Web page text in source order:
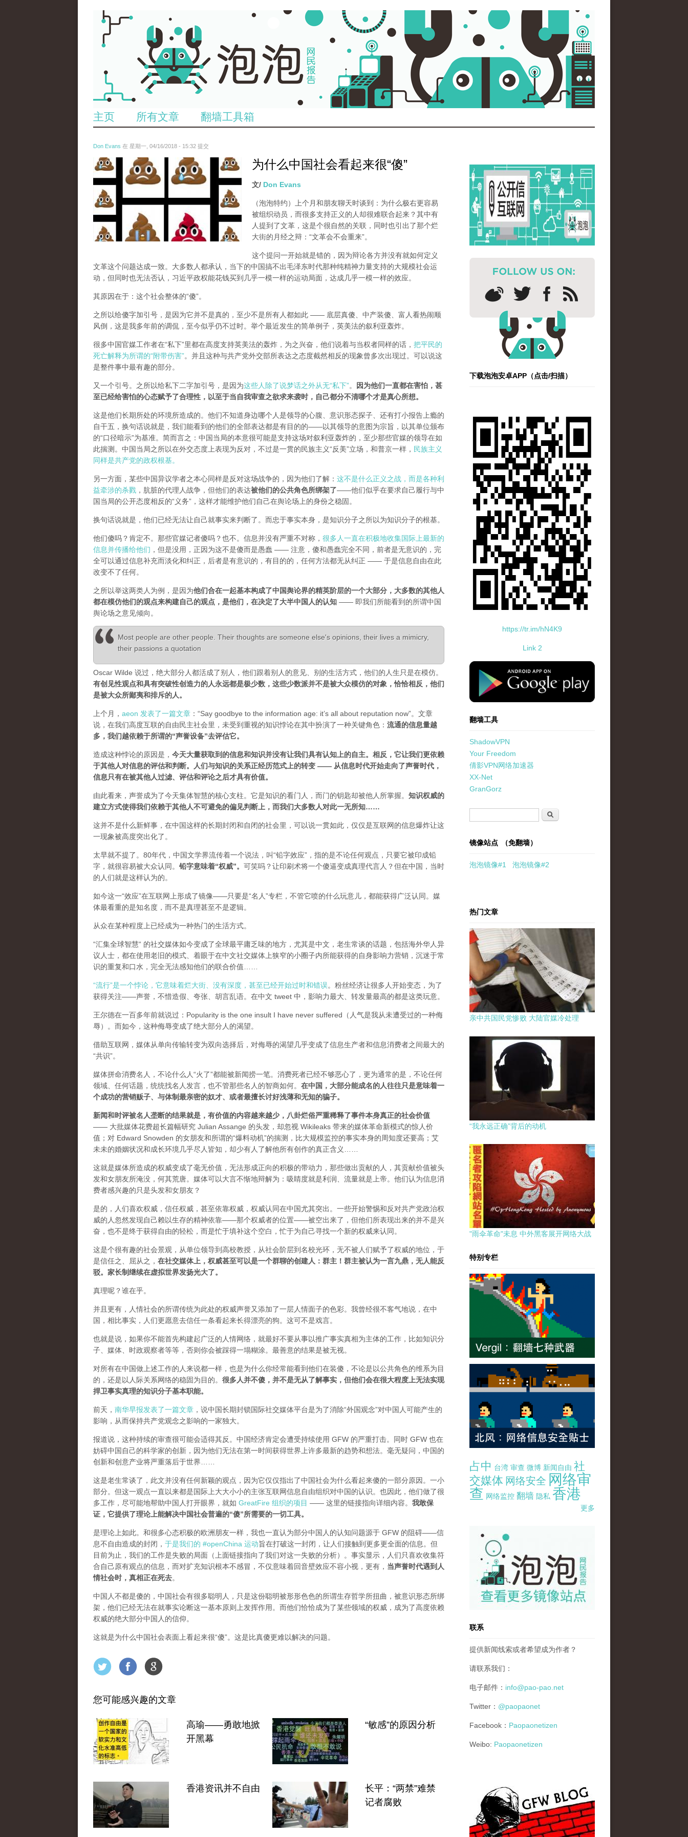
主页 所有文章 翻墙工具箱
Don Evans 在 星期一, 04/16/2018 - 15:32 提交
wechatimg1053.jpeg 为什么中国社会看起来很“傻”
文/ Don Evans
（泡泡特约）
上个月和朋友聊天时谈到：为什么极右更容易
被组织动员，而很多支持正义的人却很难联合起来？其中有
人提到了文革，这是个很自然的关联，同时也引出了那个烂
大街的月经之辩：“文革会不会重来”。
这个提问一开始就是错的，因为辩论各方并没有就如何定义
文革这个问题达成一致。大多数人都承认，当下的中国搞不出毛泽东时代那种纯精神力量支持的大规模社会运
动，但同时也无法否认，习近平政权能花钱买到几乎一模一样的运动局面，达成几乎一模一样的效应。
其原因在于：这个社会整体的“傻”。
之所以给傻字加引号，是因为它并不是真的，至少不是所有人都如此 —— 底层真傻、中产装傻、富人看热闹顺
风倒，这是我多年前的调侃，至今似乎仍不过时。举个最近发生的简单例子，英美法的叙利亚轰炸。
很多中国官媒工作者在“私下”里都在高度支持英美法的轰炸，为之兴奋，他们说着与当权者同样的话， 把平民的
死亡解释为所谓的“附带伤害”。并且这种与共产党外交部所表达之态度截然相反的现象曾多次出现过。可以说这
是整件事中最有趣的部分。
又一个引号。之所以给私下二字加引号，是因为这些人除了说梦话之外从无“私下”。
因为他们一直都在害怕，甚
至已经给害怕的心态赋予了合理性，以至于当自我审查之欲求来袭时，自己都分不清哪个才是真心所想。
这是他们长期所处的环境所造成的。他们不知道身边哪个人是领导的心腹、意识形态探子、还有打小报告上瘾的
自干五，换句话说就是，我们能看到的他们的全部表达都是有目的的——以其领导的意图为宗旨，以其单位颁布
的“口径暗示”为基准。简而言之：中国当局的本意很可能是支持这场对叙利亚轰炸的，至少那些官媒的领导在如
此揣测。中国当局之所以在外交态度上表现为反对，不过是一贯的民族主义“反美”立场，和普京一样， 民族主义
同样是共产党的政权根基。
另一方面，某些中国异议学者之本心同样是反对这场战争的，因为他们了解： 这不是什么正义之战，而是各种利
益牵涉的杀戮 ，肮脏的代理人战争，但他们的表达被他们的公共角色所绑架了——他们似乎在要求自己履行与中
国当局的公开态度相反的“义务”，这样才能维护他们自己在舆论场上的身份之稳固。
换句话说就是，他们已经无法让自己就事实来判断了。而忠于事实本身，是知识分子之所以为知识分子的根基。
他们傻吗？肯定不。那些官媒记者傻吗？也不。信息并没有严重不对称， 很多人一直在积极地收集国际上最新的
信息并传播给他们 ，但是没用，正因为这不是傻而是愚蠢 —— 注意，傻和愚蠢完全不同，前者是无意识的，完
全可以通过信息补充而淡化和纠正，后者是有意识的，有目的的，任何方法都无从纠正 —— 于是信息自由在此
改变不了任何。
之所以举这两类人为例，是因为他们合在一起基本构成了中国舆论界的精英阶层的一个大部分，大多数的其他人
都在模仿他们的观点来构建自己的观点，是他们，在决定了大半中国人的认知 —— 即我们所能看到的所谓中国
舆论场之意见倾向。
Most people are other people. Their thoughts are someone else's opinions, their lives a mimicry,
their passions a quotation
Oscar Wilde 说过，绝大部分人都活成了别人，他们跟着别人的意见、别的生活方式，他们的人生只是在模仿。
有创见性观点和具有突破性创造力的人永远都是极少数，这些少数派并不是被大众模仿的对象，恰恰相反，他们
是被大众所鄙夷和排斥的人。
上个月， aeon 发表了一篇文章 ：“Say goodbye to the information age: it’s all about reputation now”。文章
说，在我们高度互联的自由民主社会里，未受到重视的知识悖论在其中扮演了一种关键角色： 流通的信息量越
多，我们越依赖于所谓的“声誉设备”去评估它。
造成这种悖论的原因是， 今天大量获取到的信息和知识并没有让我们具有认知上的自主。相反，它让我们更依赖
于其他人对信息的评估和判断。
人们与知识的关系正经历范式上的转变 —— 从信息时代开始走向了声誉时代，
信息只有在被其他人过滤、评估和评论之后才具有价值。
由此看来，声誉成为了今天集体智慧的核心支柱。它是知识的看门人，而门的钥匙却被他人所掌握。 知识权威的
建立方式使得我们依赖于其他人不可避免的偏见判断上，而我们大多数人对此一无所知……
这并不是什么新鲜事，在中国这样的长期封闭和自闭的社会里，可以说一贯如此，仅仅是互联网的信息爆炸让这
一现象被高度突出化了。
太早就不提了。80年代，中国文学界流传着一个说法，叫“铅字效应”，指的是不论任何观点，只要它被印成铅
字，就很容易被大众认同。 铅字意味着“权威”。 可笑吗？让印刷术将一个傻逼变成真理代言人？但在中国，当时
的人们就是这样认为的。
如今这一“效应”在互联网上形成了镜像——只要是“名人”专栏，不管它喷的什么玩意儿，都能获得广泛认同。媒
体最看重的是知名度，而不是真理甚至不是逻辑。
从众在某种程度上已经成为一种热门的生活方式。
“汇集全球智慧“ 的社交媒体如今变成了全球最平庸乏味的地方，尤其是中文，老生常谈的话题，包括海外华人异
议人士，都在使用老旧的模式、着眼于在中文社交媒体上狭窄的小圈子内所能获得的自身影响力营销，沉迷于常
识的重复和口水，完全无法感知他们的联合价值……
“流行”是一个悖论，它意味着烂大街、没有深度，甚至已经开始过时和错误。粉丝经济让很多人开始变态，为了
获得关注——声誉，不惜造假、夸张、胡言乱语。在中文 tweet 中，影响力最大、转发量最高的都是这类玩意。
王尔德在一百多年前就说过：Popularity is the one insult I have never suffered（人气是我从未遭受过的一种侮
辱）。而如今，这种侮辱变成了绝大部分人的渴望。
借助互联网，媒体从单向传输转变为双向选择后，对侮辱的渴望几乎变成了信息生产者和信息消费者之间最大的
“共识”。
媒体拼命消费名人，不论什么人“火了”都能被新闻捞一笔。消费死者已经不够恶心了，更为通常的是，不论任何
领域、任何话题，统统找名人发言，也不管那些名人的智商如何。 在中国，大部分能成名的人往往只是意味着一
个成功的营销贩子、与体制最亲密的奴才、或者最擅长讨好浅薄和无知的骗子。
新闻和时评被名人垄断的结果就是，有价值的内容越来越少，八卦烂俗严重稀释了事件本身真正的社会价值
—— 大批媒体花费超长篇幅研究 Julian Assange 的头发，却忽视 Wikileaks 带来的媒体革命新模式的惊人价
值；对 Edward Snowden 的女朋友和所谓的“爆料动机”的揣测，比大规模监控的事实本身的周知度还要高；艾
未未的婚姻状况和成长环境几乎尽人皆知，却少有人了解他所有创作的真正含义……
这就是媒体所造成的权威变成了毫无价值，无法形成正向的积极的带动力，那些做出贡献的人，其贡献价值被头
发和女朋友所淹没，何其荒唐。媒体可以大言不惭地辩解为：吸睛度就是利润、流量就是上帝。他们认为信息消
费者感兴趣的只是头发和女朋友？
是的，人们喜欢权威，信任权威，甚至依靠权威，权威认同在中国尤其突出。一些开始警惕和反对共产党政治权
威的人忽然发现自己赖以生存的精神依靠——那个权威者的位置——被空出来了，但他们所表现出来的并不是兴
奋，也不是终于获得自由的轻松，而是忙于填补这个空白，忙于为自己寻找一个新的权威来认同。
这是个很有趣的社会景观，从单位领导到高校教授，从社会阶层到名校光环，无不被人们赋予了权威的地位，于
是信任之、屈从之， 在社交媒体上，权威甚至可以是一个群聊的创建人：群主！群主被认为一言九鼎，无人能反
驳。家长制继续在虚拟世界发扬光大了。
真理呢？谁在乎。
并且更有，人情社会的所谓传统为此处的权威声誉又添加了一层人情面子的色彩。我曾经很不客气地说，在中
国，相比事实，人们更愿意去信任一条看起来长得漂亮的狗。这可不是戏言。
也就是说，如果你不能首先构建起广泛的人情网络，就最好不要从事以推广事实真相为主体的工作，比如知识分
子、媒体、时政观察者等等，否则你会被踩得一塌糊涂。最善意的结果是被无视。
对所有在中国做上述工作的人来说都一样，也是为什么你经常能看到他们在装傻，不论是以公共角色的维系为目
的，还是以人际关系网络的稳固为目的。 很多人并不傻，并不是无从了解事实，但他们会在很大程度上无法实现
捍卫事实真理的知识分子基本职能。
前天， 南华早报发表了一篇文章 ，说中国长期封锁国际社交媒体平台是为了消除“外国观念”对中国人可能产生的
影响，从而保持共产党观念之影响的一家独大。
报道说，这种持续的审查很可能会适得其反。中国经济肯定会遭受持续使用 GFW 的严重打击。同时 GFW 也在
妨碍中国自己的科学家的创新，因为他们无法在第一时间获得世界上许多最新的趋势和想法。毫无疑问，中国的
创新和创意产业将严重落后于世界……
这是老生常谈了，此文并没有任何新颖的观点，因为它仅仅指出了中国社会为什么看起来傻的一部分原因。一小
部分。但这一观点一直以来都是国际上大大小小的主张互联网信息自由组织对中国的认识。也因此，他们做了很
多工作，尽可能地帮助中国人打开眼界，就如 GreatFire 组织的项目 —— 这里的链接指向详细内容。 我敢保
证，它提供了理论上能解决中国社会普遍的“傻”所需要的一切工具。
是理论上如此。和很多心态积极的欧洲朋友一样，我也一直认为部分中国人的认知问题源于 GFW 的阻碍——信
息不自由造成的封闭， 于是我们的 #openChina 运动旨在打破这一封闭，让人们接触到更多更全面的信息。但
目前为止，我们的工作是失败的局面（ 上面链接指向了我们对这一失败的分析）。事实显示，人们只喜欢收集符
合自己原有观点的信息，而对扩充知识根本不感冒，不仅意味着回音壁效应不容小视，更有， 当声誉时代遇到人
情社会时，真相正在死去。
中国人不都是傻的，中国社会有很多聪明人，只是这份聪明被形形色色的所谓生存哲学所扭曲，被意识形态所绑
架，他们已经无法在就事实论断这一基本原则上发挥作用。而他们恰恰成为了某些领域的权威，成为了高度依赖
权威的绝大部分中国人的信仰。
这就是为什么中国社会表面上看起来很“傻”。这是比真傻更难以解决的问题。
您可能感兴趣的文章
高瑜——勇敢地掀
开黑幕
“敏感”的原因分析
香港资讯并不自由
长平：“两禁”难禁
记者腐败
下载泡泡安卓APP（点击/扫描）
https://tr.im/hN4K9
Link 2
standard-icon-googleplay-app-store.png
翻墙工具
ShadowVPN
Your Freedom
倩影VPN网络加速器
XX-Net
GranGorz
搜索
镜像站点 （免翻墙）
泡泡镜像#1 泡泡镜像#2
热门文章
亲中共国民党惨败 大陆官媒冷处理
“我永远正确”背后的动机
"雨伞革命"未息 中外黑客展开网络大战
特别专栏
占中 台湾 审查 微博 新闻自由 社
交媒体 网络安全 网络审
查 网络监控 翻墙 隐私 香港
更多
pao-pao-banner-mirror-site-120814.jpg
联系
提供新闻线索或者希望成为作者？
请联系我们：
电子邮件： info@pao-pao.net
Twitter： @paopaonet
Facebook： Paopaonetizen
Weibo: Paopaonetizen
gfw_blog_small.jpg